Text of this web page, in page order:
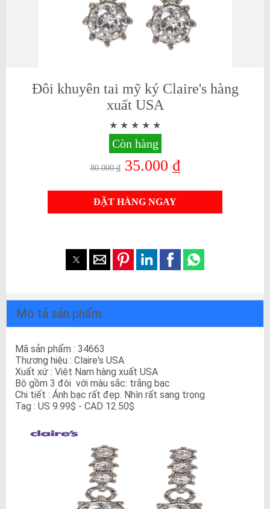
Đôi khuyên tai mỹ ký Claire's hàng
xuất USA
Còn hàng
80.000 ₫35.000 ₫
ĐẶT HÀNG NGAY
Mô tả sản phẩm
Mã sản phẩm : 34663
Thương hiệu : Claire's USA
Xuất xứ : Việt Nam hàng xuất USA
Bộ gồm 3 đôi với màu sắc: trắng bạc
Chi tiết : Ánh bạc rất đẹp. Nhìn rất sang trọng
Tag : US 9.99$ - CAD 12.50$